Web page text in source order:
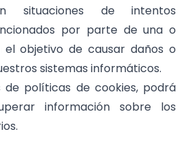
situaciones de intentos
por parte de una o
el objetivo de causar daños o
sistemas informáticos.
de políticas de cookies, podrá
información sobre los